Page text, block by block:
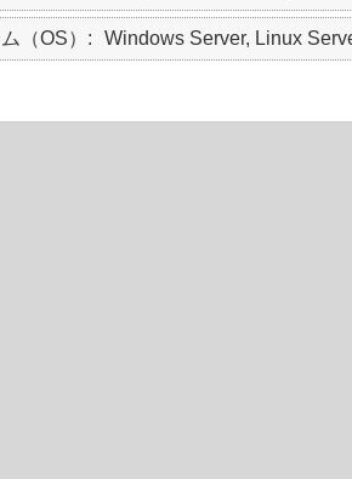
（OS） Windows Server, Linux